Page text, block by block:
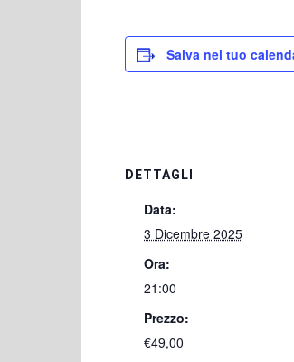
Salva nel tuo
DETTAGLI
Data:
3 Dicembre 2025
Ora:
21:00
Prezzo:
€49,00